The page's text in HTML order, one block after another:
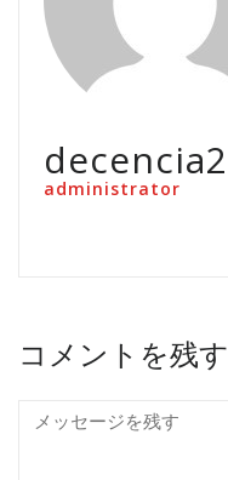
decencia2
administrator
コメントを残す